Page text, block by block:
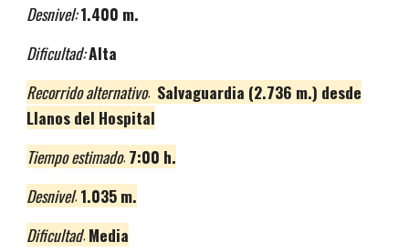
Desnivel:1.400 m.
Dificultad:Alta
Recorrido alternativo: Salvaguardia (2.736 m.) desde
Llanos del Hospital
Tiempo estimado:7:00 h.
Desnivel:1.035m.
Dificultad:Media